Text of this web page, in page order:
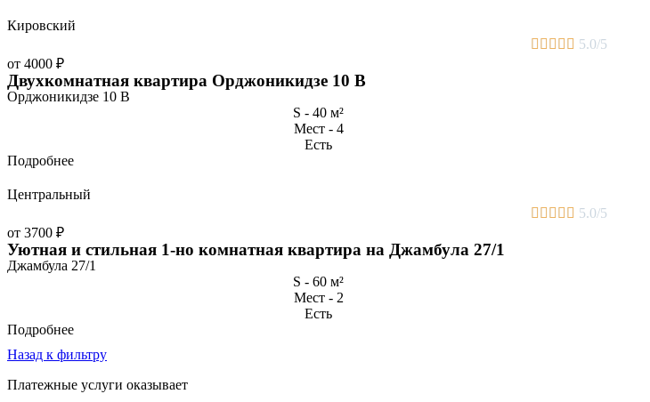
Кировский
     5.0/5
от 4000 ₽
Двухкомнатная квартира Орджоникидзе 10 В
Орджоникидзе 10 В
S - 40 м²
Мест - 4
Есть
Подробнее
Центральный
     5.0/5
от 3700 ₽
Уютная и стильная 1-но комнатная квартира на Джамбула 27/1
Джамбула 27/1
S - 60 м²
Мест - 2
Есть
Подробнее
Назад к фильтру
Платежные услуги оказывает